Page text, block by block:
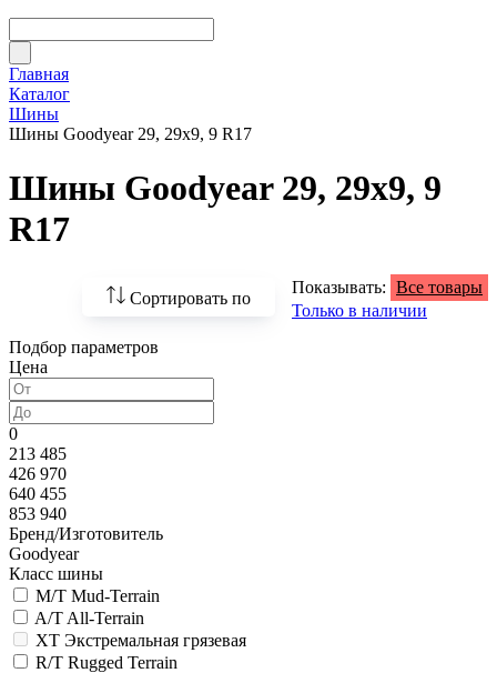
Главная
Каталог
Шины
Шины Goodyear 29, 29х9, 9 R17
Шины Goodyear 29, 29х9, 9
R17
Сортировать по
По возрастанию
По популярности
Показывать: Все товары
Только в наличии
Подбор параметров
Цена
0
213 485
426 970
640 455
853 940
Бренд/Изготовитель
Goodyear
Класс шины
M/T Mud-Terrain
A/T All-Terrain
XT Экстремальная грязевая
R/T Rugged Terrain